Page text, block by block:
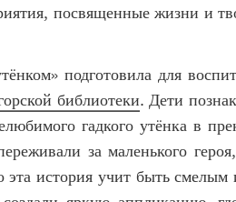
посвященные жизни и
подготовила для
библиотеки. Дети
гадкого утёнка в
за маленького
история учит быть смелым